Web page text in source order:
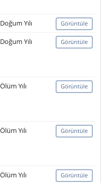
Doğum Yılı Görüntüle
Doğum Yılı Görüntüle
Ölüm Yılı Görüntüle
Ölüm Yılı Görüntüle
Ölüm Yılı Görüntüle